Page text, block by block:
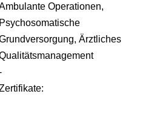
Operationen,
Psychosomatische
Ärztliches